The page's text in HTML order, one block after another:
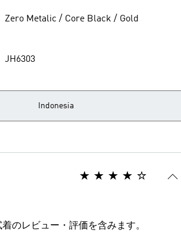
Zero Metalic / Core Black / Gold
JH6303
Indonesia
のレビュー・評価を含みます。